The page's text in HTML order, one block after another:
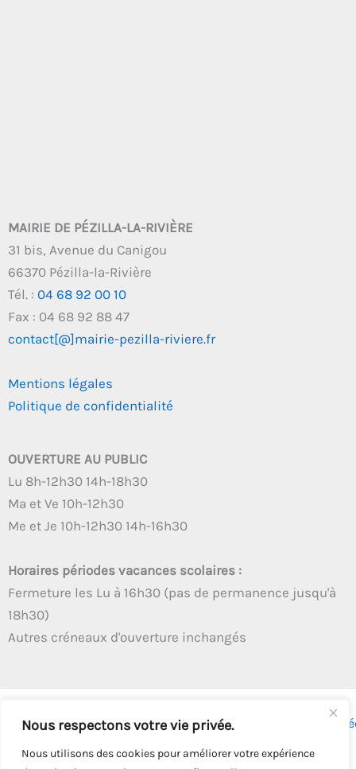
Nous respectons votre vie privée.
Nous utilisons des cookies pour améliorer votre expérience
MAIRIE DE PÉZILLA-LA-RIVIÈRE
31 bis, Avenue du Canigou
66370 Pézilla-la-Rivière
Tél. : 04 68 92 00 10
Fax : 04 68 92 88 47
contact[@]mairie-pezilla-riviere.fr
Mentions légales
Politique de confidentialité
OUVERTURE AU PUBLIC
Lu 8h-12h30 14h-18h30
Ma et Ve 10h-12h30
Me et Je 10h-12h30 14h-16h30
Horaires périodes vacances scolaires :
Fermeture les Lu à 16h30 (pas de permanence jusqu'à
18h30)
Autres créneaux d'ouverture inchangés
Copyright © 2026 - Tous droits réservés - | Webmaster
Solution